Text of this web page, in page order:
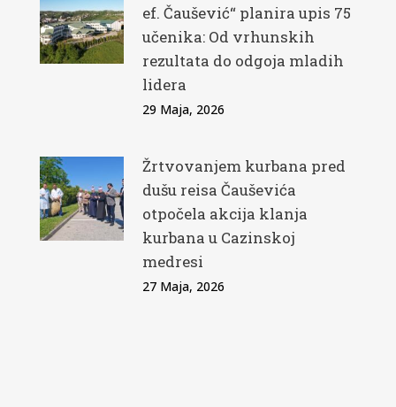
ef. Čaušević“ planira upis 75
učenika: Od vrhunskih
rezultata do odgoja mladih
lidera
29 Maja, 2026
Žrtvovanjem kurbana pred
dušu reisa Čauševića
otpočela akcija klanja
kurbana u Cazinskoj
medresi
27 Maja, 2026